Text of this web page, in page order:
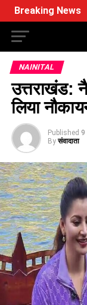
Breaking News
नवजात!, रोने की
NAINITAL
उत्तराखंड:
लिया
Published 9
By संवादाता